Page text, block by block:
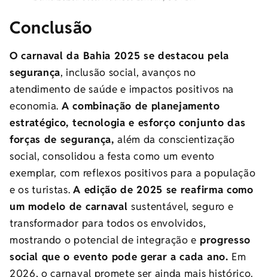
Conclusão
O carnaval da Bahia 2025 se destacou pela
segurança, inclusão social, avanços no
atendimento de saúde e impactos positivos na
economia. A combinação de planejamento
estratégico, tecnologia e esforço conjunto das
forças de segurança,além da conscientização
social, consolidou a festa como um evento
exemplar, com reflexos positivos para a população
e os turistas.A edição de 2025 se reafirma como
um modelo de carnaval sustentável, seguro e
transformador para todos os envolvidos,
mostrando o potencial de integração e progresso
social que o evento pode gerar a cada ano. Em
2026, o carnaval promete ser ainda mais histórico.